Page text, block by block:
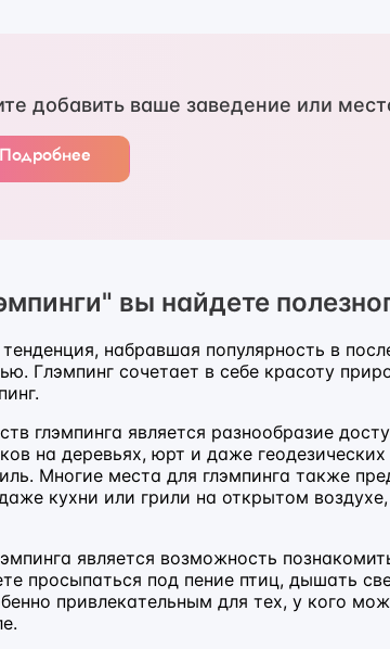
добавить ваше заведение или
Подробнее
вы найдете
набравшая популярность в
Глэмпинг сочетает в себе красоту
глэмпинга является разнообразие
на деревьях, юрт и даже
Многие места для глэмпинга также
кухни или грили на открытом
является возможность
просыпаться под пение птиц, дышать
привлекательным для тех, у кого